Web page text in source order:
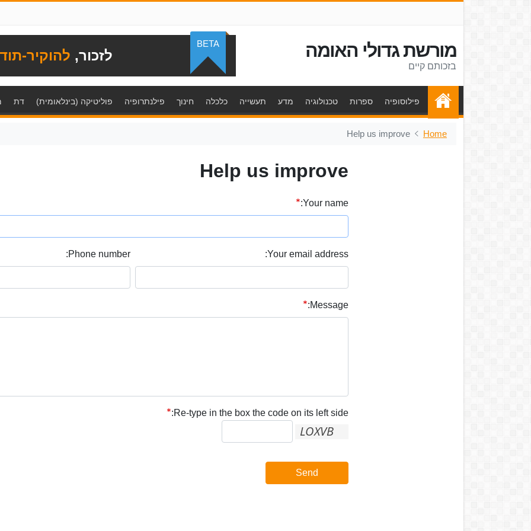
מורשת גדולי האומה
בזכותם קיים
לזכור, להוקיר-
BETA
פילוסופיה ספרות טכנולוגיה מדע תעשייה כלכלה חינוך פילנתרופיה פוליטיקה (בינלאומית) דת
Home
Help us improve
Help us improve
Your name:
Your email address:
Phone number:
Message:
Re-type in the box the code on its left side:
Send